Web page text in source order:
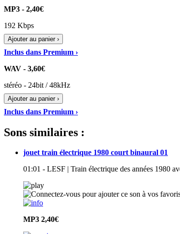
MP3 - 2,40€
192 Kbps
Ajouter au panier ›
Inclus dans Premium ›
WAV - 3,60€
stéréo - 24bit / 48kHz
Ajouter au panier ›
Inclus dans Premium ›
Sons similaires :
jouet train électrique 1980 court binaural 01
01:01 - LESF | Train électrique des années 1980
MP3 2,40€